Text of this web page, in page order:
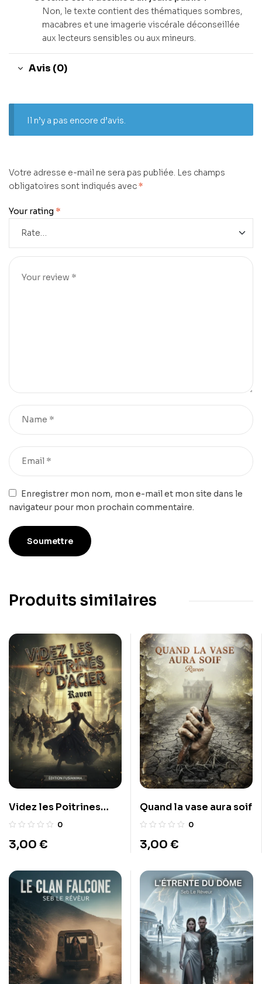
Non, le texte contient des thématiques sombres,
macabres et une imagerie viscérale déconseillée
aux lecteurs sensibles ou aux mineurs.
Avis (0)
Il n’y a pas encore d’avis.
Votre adresse e-mail ne sera pas publiée. Les champs
obligatoires sont indiqués avec*
Your rating *
Enregistrer mon nom, mon e-mail et mon site dans le
navigateur pour mon prochain commentaire.
Produits similaires
Videz les Poitrines
d’Acier
0
3,00 €
Quand la vase aura soif
0
3,00 €